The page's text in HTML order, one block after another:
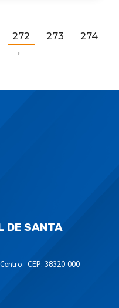
272 273
274
→
DE SANTA
- CEP: 38320-000